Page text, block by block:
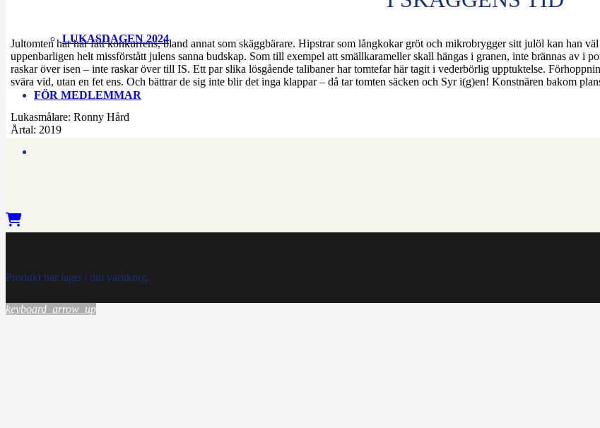
LUKASDAGEN 2024
FÖR MEDLEMMAR
Produkt har lagts i din varukorg.
Jultomten har här fått konkurrens, bland annat som skäggbärare. Hipstrar som långkokar gröt och mikrobrygger sitt julöl kan han
uppenbarligen helt missförstått julens sanna budskap. Som till exempel att smällkarameller skall hängas i granen, inte brännas av i
raskar över isen – inte raskar över till IS. Ett par slika lösgående talibaner har tomtefar här tagit i vederbörlig upptuktelse.
svära vid, utan en fet ens. Och bättrar de sig inte blir det inga klappar – då tar tomten säcken och Syr i(g)en! Konstnären bakom
Lukasmålare: Ronny Hård
Årtal: 2019
keyboard_arrow_up